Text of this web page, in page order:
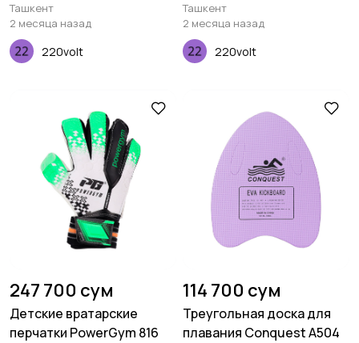
Ташкент
2 месяца назад
220volt
Ташкент
2 месяца назад
220volt
247 700 сум
Детские вратарские
перчатки PowerGym 816
114 700 сум
Треугольная доска для
плавания Conquest A504